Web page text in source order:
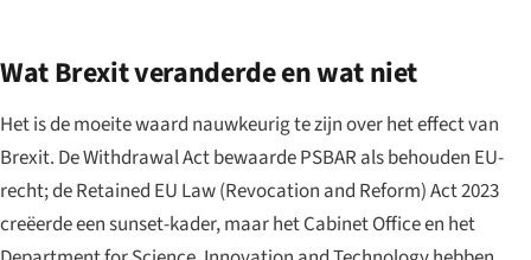
Wat Brexit veranderde en wat niet
Het is de moeite waard nauwkeurig te zijn over het effect van
Brexit. De Withdrawal Act bewaarde PSBAR als behouden EU-
recht; de Retained EU Law (Revocation and Reform) Act 2023
creëerde een sunset-kader, maar het Cabinet Office en het